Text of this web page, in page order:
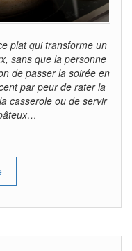
plat qui transforme un
sans que la personne
de passer la soirée en
par peur de rater la
casserole ou de servir